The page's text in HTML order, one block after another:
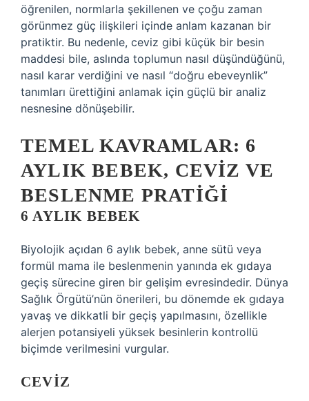
öğrenilen, normlarla şekillenen ve çoğu zaman
görünmez güç ilişkileri içinde anlam kazanan bir
pratiktir. Bu nedenle, ceviz gibi küçük bir besin
maddesi bile, aslında toplumun nasıl düşündüğünü,
nasıl karar verdiğini ve nasıl “doğru ebeveynlik”
tanımları ürettiğini anlamak için güçlü bir analiz
nesnesine dönüşebilir.
TEMEL KAVRAMLAR: 6
AYLIK BEBEK, CEVIZ VE
BESLENME PRATIĞI
6 AYLIK BEBEK
Biyolojik açıdan 6 aylık bebek, anne sütü veya
formül mama ile beslenmenin yanında ek gıdaya
geçiş sürecine giren bir gelişim evresindedir. Dünya
Sağlık Örgütü’nün önerileri, bu dönemde ek gıdaya
yavaş ve dikkatli bir geçiş yapılmasını, özellikle
alerjen potansiyeli yüksek besinlerin kontrollü
biçimde verilmesini vurgular.
CEVIZ